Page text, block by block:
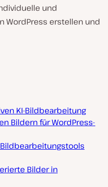
und
WordPress erstellen und
KI-Bildbearbeitung
Bildern für WordPress-
Bilder in